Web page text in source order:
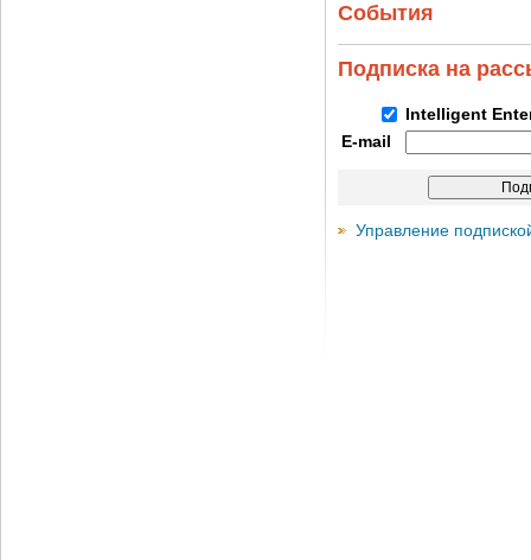
События
Подписка на
Intelligent
E-mail
Управление